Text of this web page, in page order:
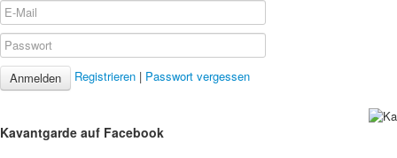
Anmelden Registrieren | Passwort vergessen
Kavantgarde auf Facebook